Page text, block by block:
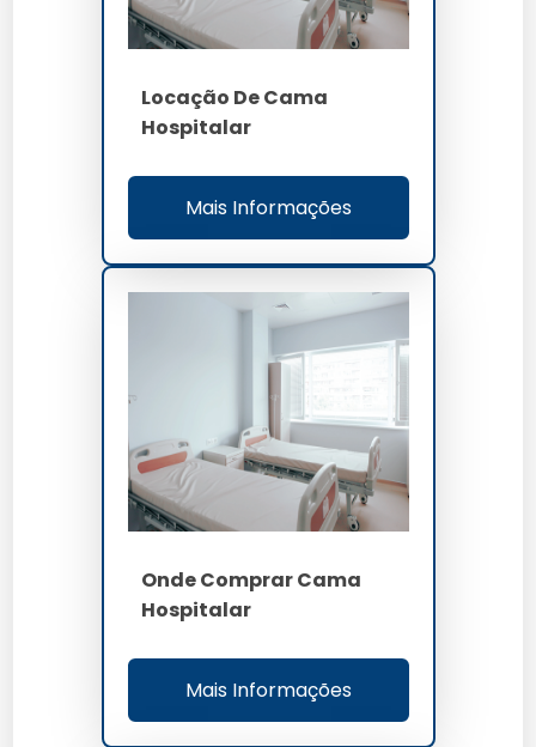
OEE acima 85 por cento
Locação De Cama
Hospitalar
Mais Informações
Onde Comprar Cama
Hospitalar
Mais Informações